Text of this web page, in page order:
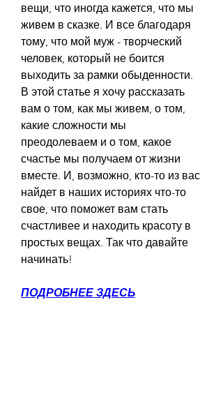
вещи, что иногда кажется, что мы
живем в сказке. И все благодаря
тому, что мой муж - творческий
человек, который не боится
выходить за рамки обыденности.
В этой статье я хочу рассказать
вам о том, как мы живем, о том,
какие сложности мы
преодолеваем и о том, какое
счастье мы получаем от жизни
вместе. И, возможно, кто-то из вас
найдет в наших историях что-то
свое, что поможет вам стать
счастливее и находить красоту в
простых вещах. Так что давайте
начинать!
ПОДРОБНЕЕ ЗДЕСЬ